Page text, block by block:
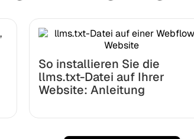
So installieren Sie die
llms.txt-Datei auf Ihrer
Website: Anleitung